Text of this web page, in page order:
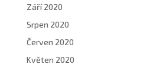
Září 2020
Srpen 2020
Červen 2020
Květen 2020